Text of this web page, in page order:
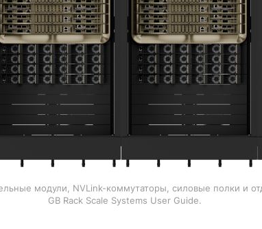
модули, NVLink-коммутаторы, силовые полки и
GB Rack Scale Systems User Guide.